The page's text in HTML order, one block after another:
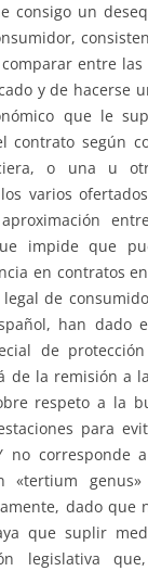
consigo un
entre
y de hacerse
que le
contrato según
o una u
varios
impide que
en contratos
de
han dado
de
de la remisión a
respeto a la
para
no corresponde
«tertium
dado que
que suplir
legislativa